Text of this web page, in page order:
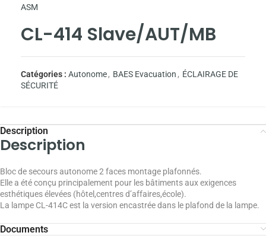
ASM
CL-414 Slave/AUT/MB
Catégories : Autonome, BAES Evacuation , ÉCLAIRAGE DE
SÉCURITÉ
Description
Description
Bloc de secours autonome 2 faces montage plafonnés.
Elle a été conçu principalement pour les bâtiments aux exigences
esthétiques élevées (hôtel,centres d’affaires,école).
La lampe CL-414C est la version encastrée dans le plafond de la lampe.
Documents